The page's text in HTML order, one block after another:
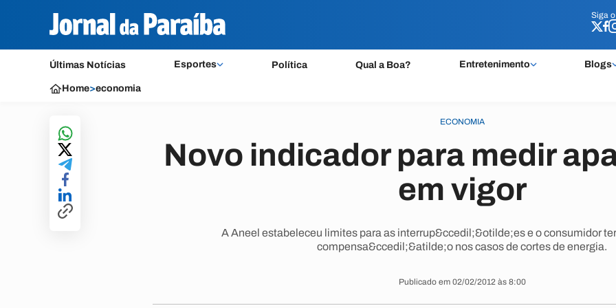
Siga o
Últimas Notícias Esportes Política Qual a Boa? Entretenimento Blogs
Siga o
Home>economia
ECONOMIA
Novo indicador para medir
em vigor
A Aneel estabeleceu limites para as interrup&ccedil;&otilde;es e o consumidor
compensa&ccedil;&atilde;o nos casos de cortes de energia.
Publicado em 02/02/2012 às 8:00